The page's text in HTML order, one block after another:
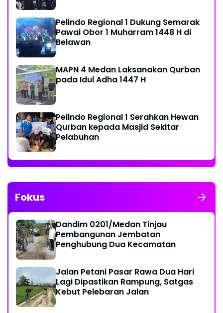
Pelindo Regional 1 Dukung Semarak
Pawai Obor 1 Muharram 1448 H di
Belawan
MAPN 4 Medan Laksanakan Qurban
pada Idul Adha 1447 H
Pelindo Regional 1 Serahkan Hewan
Qurban kepada Masjid Sekitar
Pelabuhan
Fokus
Dandim 0201/Medan Tinjau
Pembangunan Jembatan
Penghubung Dua Kecamatan
Jalan Petani Pasar Rawa Dua Hari
Lagi Dipastikan Rampung, Satgas
Kebut Pelebaran Jalan